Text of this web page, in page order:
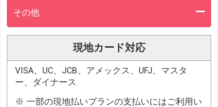
その他
現地カード対応
VISA、UC、JCB、アメックス、UFJ、マスタ
ー、ダイナース
一部の現地払いプランの支払いにはご利用い